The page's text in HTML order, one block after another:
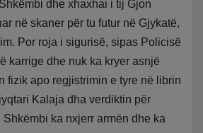
dhe xhaxhai i tij Gjon
në skaner për tu futur në Gjykatë,
Por roja i sigurisë, sipas Policisë
karrige dhe nuk ka kryer asnjë
fizik apo regjistrimin e tyre në librin
Kalaja dha verdiktin për
ka nxjerr armën dhe ka